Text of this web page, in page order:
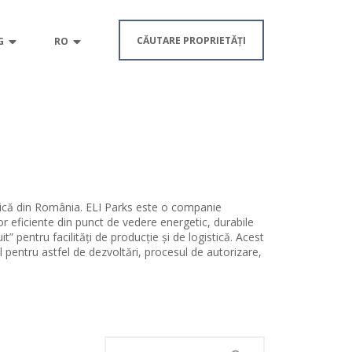
RO CĂUTARE PROPRIETĂȚI
din România. ELI Parks este o companie
eficiente din punct de vedere energetic, durabile
pentru facilități de producție și de logistică. Acest
astfel de dezvoltări, procesul de autorizare,